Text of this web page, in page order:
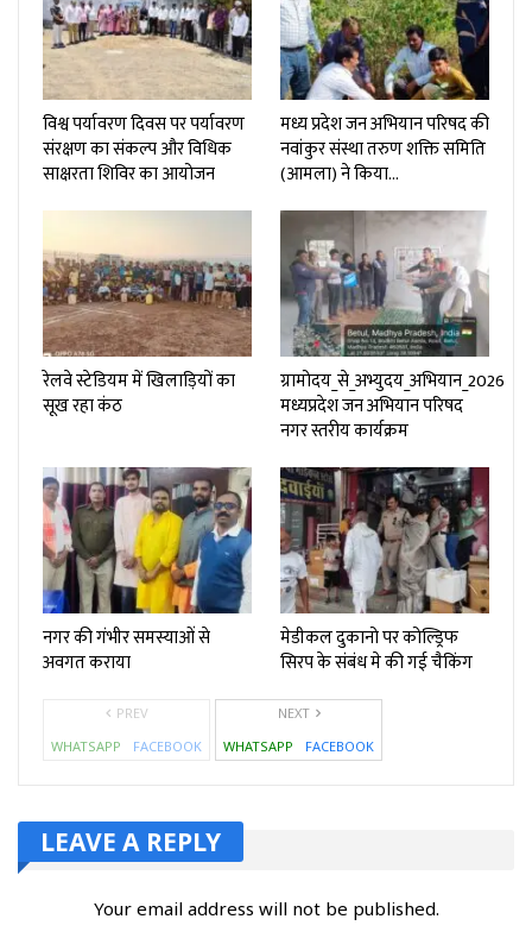
विश्व पर्यावरण दिवस पर पर्यावरण
संरक्षण का संकल्प और विधिक
साक्षरता शिविर का आयोजन
मध्य प्रदेश जन अभियान परिषद की
नवांकुर संस्था तरुण शक्ति समिति
(आमला) ने किया…
रेलवे स्टेडियम में खिलाड़ियों का
सूख रहा कंठ
ग्रामोदय_से_अभ्युदय_अभियान_2026
मध्यप्रदेश जन अभियान परिषद
नगर स्तरीय कार्यक्रम
नगर की गंभीर समस्याओं से
अवगत कराया
मेडीकल दुकानो पर कोल्ड्रिफ
सिरप के संबंध मे की गई चैकिंग
PREV
WHATSAPP
FACEBOOK
NEXT
WHATSAPP
FACEBOOK
LEAVE A REPLY
Your email address will not be published.